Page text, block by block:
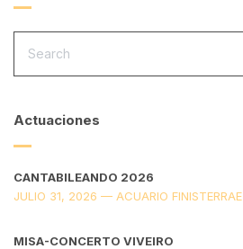
FOR:
Actuaciones
CANTABILEANDO 2026
JULIO 31, 2026 — ACUARIO FINISTERRAE
MISA-CONCERTO VIVEIRO